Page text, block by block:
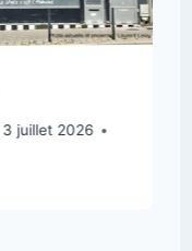
3 juillet 2026